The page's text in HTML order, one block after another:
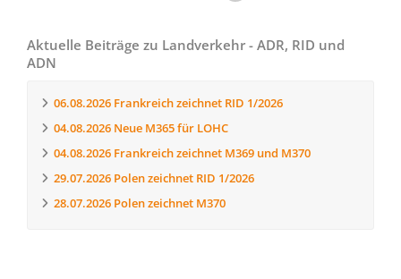
Aktuelle Beiträge zu Landverkehr - ADR, RID und
ADN
06.08.2026 Frankreich zeichnet RID 1/2026
04.08.2026 Neue M365 für LOHC
04.08.2026 Frankreich zeichnet M369 und M370
29.07.2026 Polen zeichnet RID 1/2026
28.07.2026 Polen zeichnet M370